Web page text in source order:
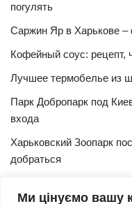
Ми цінуємо вашу
погулять
Саржин Яр в Харькове –
Кофейный соус: рецепт,
Лучшее термобелье из
Парк Добропарк под
входа
Харьковский Зоопарк
добраться
домашних условиях